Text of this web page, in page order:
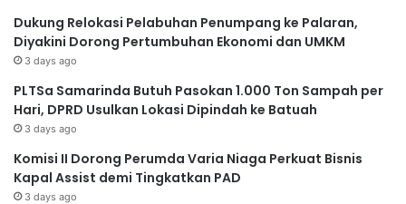
Dukung Relokasi Pelabuhan Penumpang ke Palaran,
Diyakini Dorong Pertumbuhan Ekonomi dan UMKM
3 days ago
PLTSa Samarinda Butuh Pasokan 1.000 Ton Sampah per
Hari, DPRD Usulkan Lokasi Dipindah ke Batuah
3 days ago
Komisi II Dorong Perumda Varia Niaga Perkuat Bisnis
Kapal Assist demi Tingkatkan PAD
3 days ago